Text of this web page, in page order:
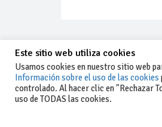
-Aviso
Este sitio web utiliza cookies
Usamos cookies en nuestro sitio web
Información sobre el uso de las cookies
controlado. Al hacer clic en "Rechazar
uso de TODAS las cookies.